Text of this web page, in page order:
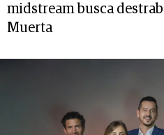
midstream busca
Muerta